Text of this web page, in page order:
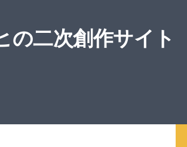
の二次創作サイト